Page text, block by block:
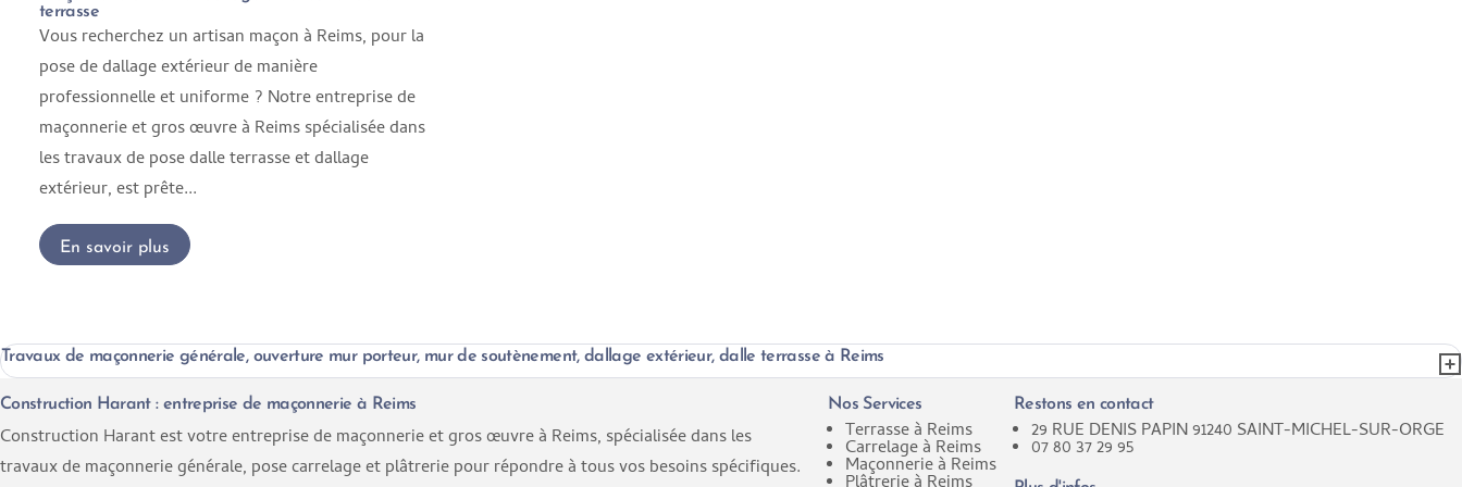
terrasse
Vous recherchez un artisan maçon à Reims, pour la
pose de dallage extérieur de manière
professionnelle et uniforme ? Notre entreprise de
maçonnerie et gros œuvre à Reims spécialisée dans
les travaux de pose dalle terrasse et dallage
extérieur, est prête...
En savoir plus
Travaux de maçonnerie générale, ouverture mur porteur, mur de soutènement, dallage extérieur, dalle terrasse à Reims
Construction Harant : entreprise de maçonnerie à Reims
Construction Harant est votre entreprise de maçonnerie et gros œuvre à Reims, spécialisée dans les
travaux de maçonnerie générale, pose carrelage et plâtrerie pour répondre à tous vos besoins spécifiques.
Nos Services
Terrasse à Reims
Carrelage à Reims
Maçonnerie à Reims
Restons en contact
29 RUE DENIS PAPIN 91240 SAINT-MICHEL-SUR-ORGE
07 80 37 29 95